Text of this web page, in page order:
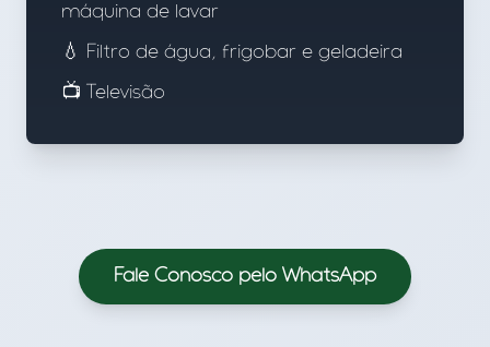
máquina de lavar
💧 Filtro de água, frigobar e geladeira
📺 Televisão
Fale Conosco pelo WhatsApp